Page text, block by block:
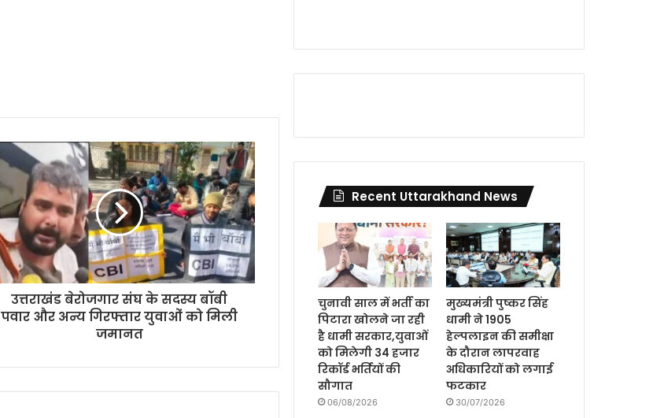
उत्तराखंड बेरोजगार संघ के सदस्य बॉबी
पवार और अन्य गिरफ्तार युवाओं को मिली
जमानत
Recent Uttarakhand News
चुनावी साल में भर्ती का
पिटारा खोलने जा रही
है धामी सरकार,युवाओं
को मिलेगी 34 हजार
रिकॉर्ड भर्तियों की
सौगात
06/08/2026
मुख्यमंत्री पुष्कर सिंह
धामी ने 1905
हेल्पलाइन की समीक्षा
के दौरान लापरवाह
अधिकारियों को लगाई
फटकार
30/07/2026